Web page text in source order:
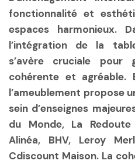
fonctionnalité et
espaces harmonieux.
l’intégration de la
s’avère cruciale pour
cohérente et agréable.
l’ameublement propose
sein d’enseignes
du Monde, La Redoute
Alinéa, BHV, Leroy
Cdiscount Maison. La